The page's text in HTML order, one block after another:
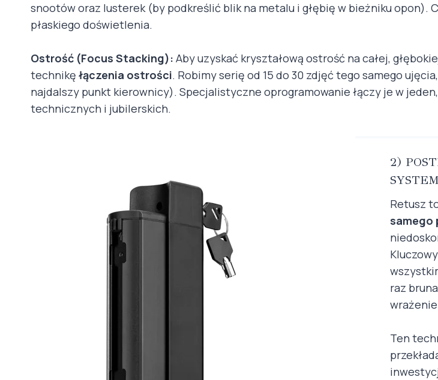
snootów oraz lusterek (by podkreślić blik na metalu i głębię w bieżniku opon).
płaskiego doświetlenia.
Ostrość (Focus Stacking): Aby uzyskać kryształową ostrość na całej,
technikę łączenia ostrości. Robimy serię od 15 do 30 zdjęć tego samego
najdalszy punkt kierownicy). Specjalistyczne oprogramowanie łączy je w
technicznych i jubilerskich.
2)
Retusz
samego
raz
Ten